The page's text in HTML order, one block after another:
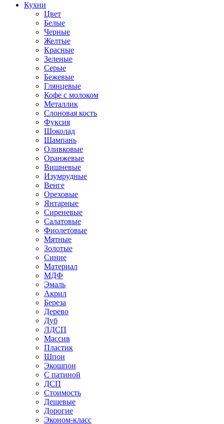
Кухни
Цвет
Белые
Черные
Желтые
Красные
Зеленые
Серые
Бежевые
Глянцевые
Кофе с молоком
Металлик
Слоновая кость
Фуксия
Шоколад
Шампань
Оливковые
Оранжевые
Вишневые
Изумрудные
Венге
Ореховые
Янтарные
Сиреневые
Салатовые
Фиолетовые
Мятные
Золотые
Синие
Материал
МДФ
Эмаль
Акрил
Береза
Дерево
Дуб
ЛДСП
Массив
Пластик
Шпон
Экошпон
С патиной
ДСП
Стоимость
Дешевые
Дорогие
Эконом-класс